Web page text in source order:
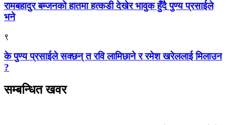
रामबहादुर बम्जनको हातमा हत्कडी देखेर भावुक हुँदै पुण्य प्रसाईले
भने
९
के पुण्य प्रसाईले सक्छन् त रवि लामिछाने र रमेश खरेललाई मिलाउन
?
सम्बन्धित खवर